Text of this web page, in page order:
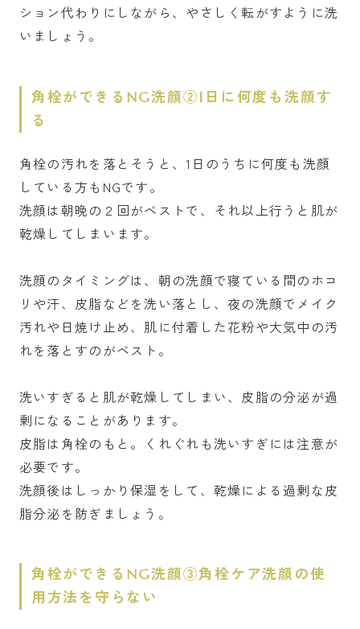
ション代わりにしながら、やさしく転がすように洗
いましょう。
角栓ができるNG洗顔②1日に何度も洗顔す
る
角栓の汚れを落とそうと、1日のうちに何度も洗顔
している方もNGです。
洗顔は朝晩の２回がベストで、それ以上行うと肌が
乾燥してしまいます。
洗顔のタイミングは、朝の洗顔で寝ている間のホコ
リや汗、皮脂などを洗い落とし、夜の洗顔でメイク
汚れや日焼け止め、肌に付着した花粉や大気中の汚
れを落とすのがベスト。
洗いすぎると肌が乾燥してしまい、皮脂の分泌が過
剰になることがあります。
皮脂は角栓のもと。くれぐれも洗いすぎには注意が
必要です。
洗顔後はしっかり保湿をして、乾燥による過剰な皮
脂分泌を防ぎましょう。
角栓ができるNG洗顔③角栓ケア洗顔の使
用方法を守らない